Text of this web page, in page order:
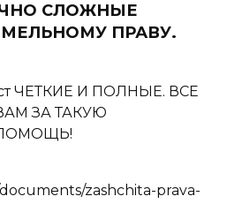
СЛОЖНЫЕ
ПРАВУ.
ЧЕТКИЕ И ПОЛНЫЕ. ВСЕ
ЗА ТАКУЮ
zashchita-prava-